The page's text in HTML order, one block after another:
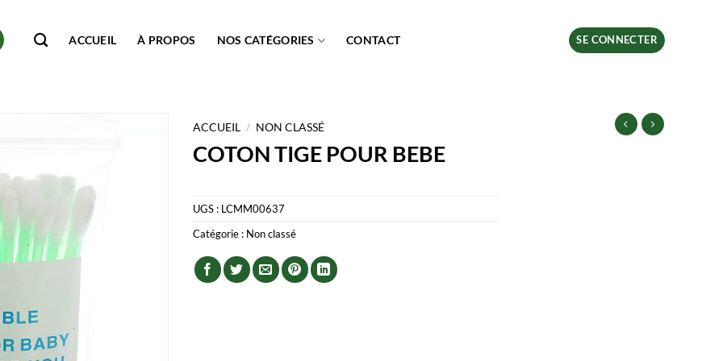
ACCUEIL À PROPOS NOS CATÉGORIES CONTACT SE CONNECTER
ACCUEIL / NON CLASSÉ
COTON TIGE POUR BEBE
UGS : LCMM00637
Catégorie : Non classé